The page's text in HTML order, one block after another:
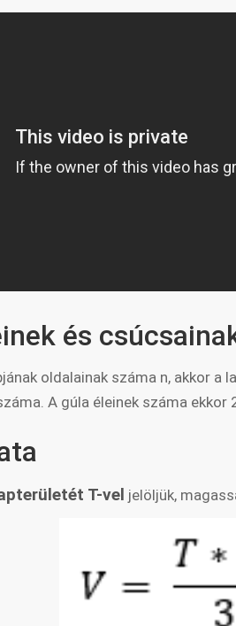
és
oldalainak száma n, akkor a
A gúla éleinek száma ekkor
T-vel jelöljük,